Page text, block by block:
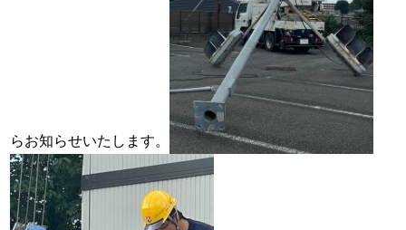
らお知らせいたします。